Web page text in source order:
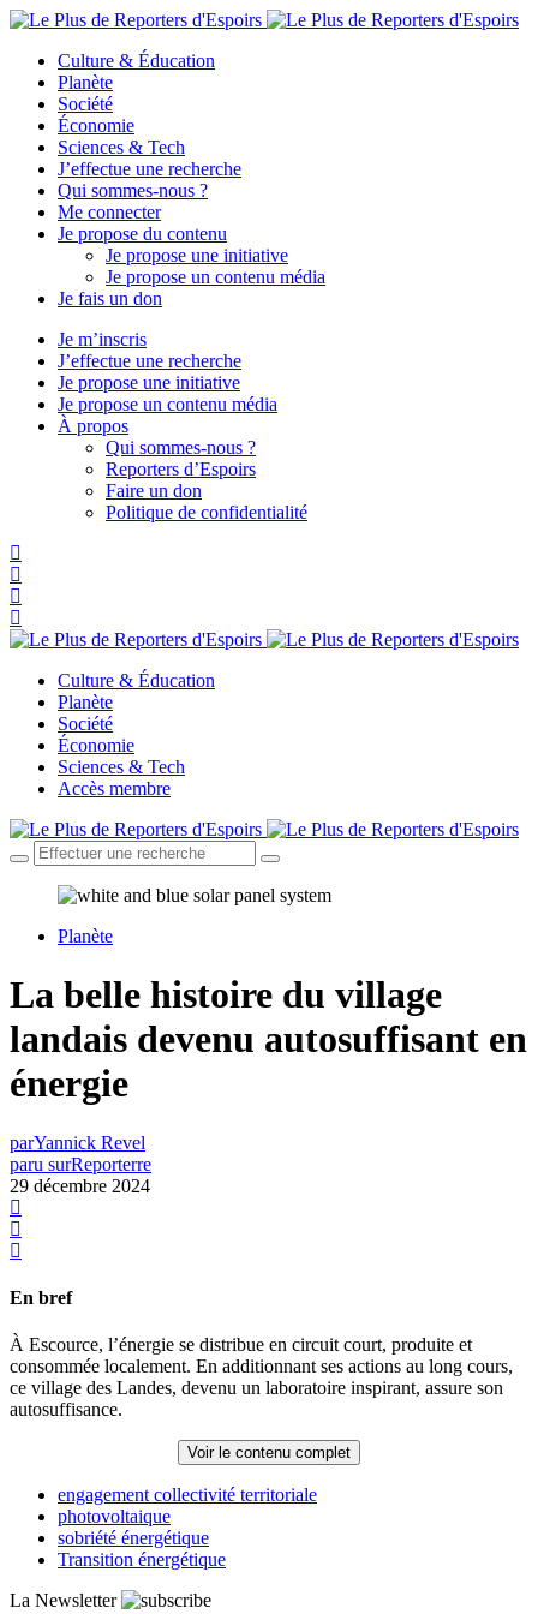
Culture & Éducation
Planète
Société
Économie
Sciences & Tech
J’effectue une recherche
Qui sommes-nous ?
Me connecter
Je propose du contenu
Je propose une initiative
Je propose un contenu média
Je fais un don
Je m’inscris
J’effectue une recherche
Je propose une initiative
Je propose un contenu média
À propos
Qui sommes-nous ?
Reporters d’Espoirs
Faire un don
Politique de confidentialité
Culture & Éducation
Planète
Société
Économie
Sciences & Tech
Accès membre
Planète
La belle histoire du village
landais devenu autosuffisant en
énergie
parYannick Revel
paru surReporterre
29 décembre 2024
En bref
À Escource, l’énergie se distribue en circuit court, produite et
consommée localement. En additionnant ses actions au long cours,
ce village des Landes, devenu un laboratoire inspirant, assure son
autosuffisance.
Voir le contenu complet
engagement collectivité territoriale
photovoltaique
sobriété énergétique
Transition énergétique
La Newsletter